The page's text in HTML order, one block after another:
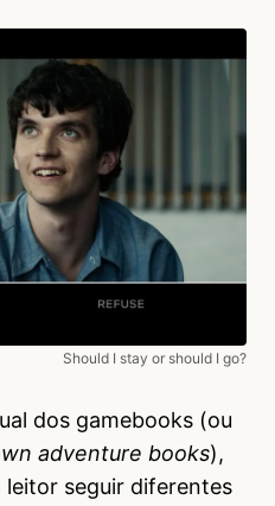
Should I stay or should I go?
dos gamebooks (ou
adventure books),
seguir diferentes